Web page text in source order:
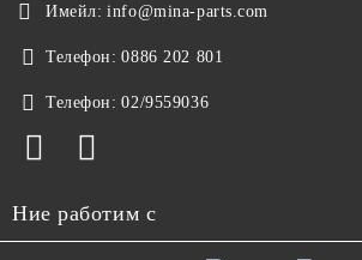
Имейл: info@mina-parts.com
Телефон: 0886 202 801
Телефон: 02/9559036
Ние работим с